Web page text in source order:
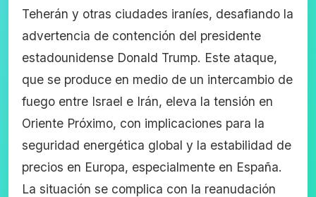
Teherán y otras ciudades iraníes, desafiando la
advertencia de contención del presidente
estadounidense Donald Trump. Este ataque,
que se produce en medio de un intercambio de
fuego entre Israel e Irán, eleva la tensión en
Oriente Próximo, con implicaciones para la
seguridad energética global y la estabilidad de
precios en Europa, especialmente en España.
La situación se complica con la reanudación